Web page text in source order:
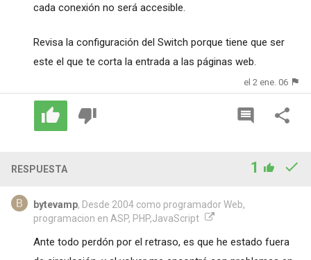
cada conexión no será accesible.
Revisa la configuración del Switch porque tiene que ser
este el que te corta la entrada a las páginas web.
el 2 ene. 06
RESPUESTA 1
bytevamp, Desde 2004 como programador Web,
programacion en ASP, PHP,JavaScript
Ante todo perdón por el retraso, es que he estado fuera